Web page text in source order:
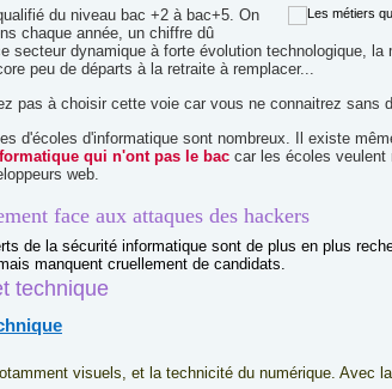
du niveau bac +2 à bac+5. On
chaque année, un chiffre dû
dynamique à forte évolution technologique, la
peu de départs à la retraite à remplacer...
pas à choisir cette voie car vous ne connaitrez sans
d'écoles d'informatique sont nombreux. Il existe
qui n'ont pas le bac car les écoles veulent
web.
face aux attaques des hackers
de la sécurité informatique sont de plus en plus
manquent cruellement de candidats.
technique
visuels, et la technicité du numérique. Avec